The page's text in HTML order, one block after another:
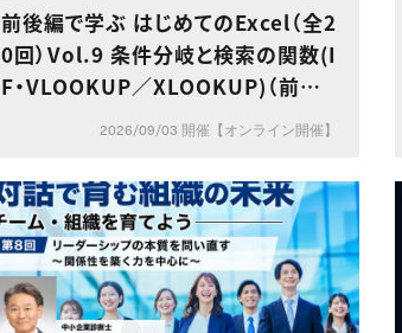
前後編で学ぶ はじめてのExcel（全2
0回）Vol.9 条件分岐と検索の関数(I
F・VLOOKUP／XLOOKUP)（前編）
～判断・検索・条件集計の基本を理
2026/09/03 開催【オンライン開催】